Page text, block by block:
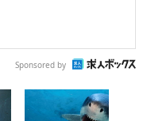
Sponsored by